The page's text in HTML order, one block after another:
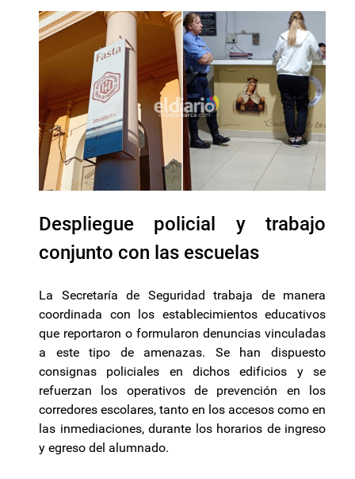
Despliegue policial y trabajo
conjunto con las escuelas
La Secretaría de Seguridad trabaja de manera
coordinada con los establecimientos educativos
que reportaron o formularon denuncias vinculadas
a este tipo de amenazas. Se han dispuesto
consignas policiales en dichos edificios y se
refuerzan los operativos de prevención en los
corredores escolares, tanto en los accesos como en
las inmediaciones, durante los horarios de ingreso
y egreso del alumnado.